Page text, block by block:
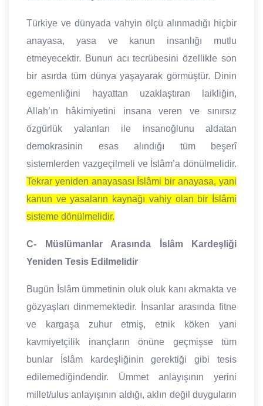
Türkiye ve dünyada vahyin ölçü alınmadığı hiçbir
anayasa, yasa ve kanun insanlığı mutlu
etmeyecektir. Bunun acı tecrübesini özellikle son
bir asırda tüm dünya yaşayarak görmüştür. Dinin
egemenliğini hayattan uzaklaştıran laikliğin,
Allah’ın hâkimiyetini insana veren ve sınırsız
özgürlük yalanları ile insanoğlunu aldatan
demokrasinin esas alındığı tüm beşerî
sistemlerden vazgeçilmeli ve İslâm’a dönülmelidir.
Tekrar yeniden anayasası İslâmi bir anayasa, yani
kanun ve yasaların kaynağı vahiy olan bir İslâmi
sisteme dönülmelidir.
C- Müslümanlar Arasında İslâm Kardeşliği
Yeniden Tesis Edilmelidir
Bugün İslâm ümmetinin oluk oluk kanı akmakta ve
gözyaşları dinmemektedir. İnsanlar arasında fitne
ve kargaşa zuhur etmiş, etnik köken yani
kavmiyetçilik inançların önüne geçmişse tüm
bunlar İslâm kardeşliğinin gerektiği gibi tesis
edilemediğindendir. Ümmet anlayışının yerini
millet/ulus anlayışının aldığı, aklın değil duyguların